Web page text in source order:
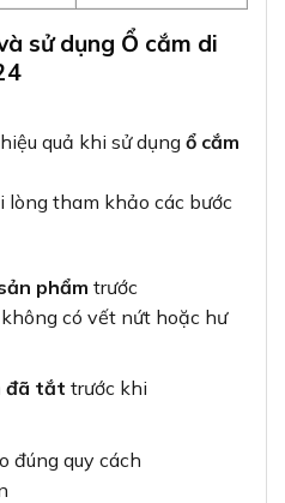
sử dụng Ổ cắm di
quả khi sử dụng ổ cắm
lòng tham khảo các bước
phẩm trước
có vết nứt hoặc hư
đã tắt trước khi
đúng quy cách